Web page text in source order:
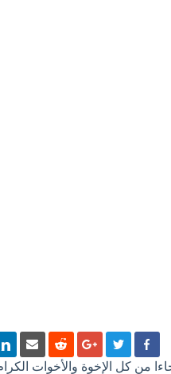
رجاءا من كل الإخوة والأخوات